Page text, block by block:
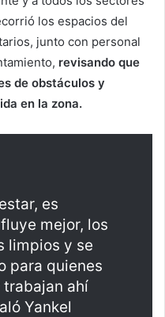
los espacios del
junto con personal
revisando que
de obstáculos y
en la zona.
es
mejor, los
limpios y se
para quienes
ahí
Yankel